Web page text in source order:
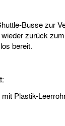
Busse zur
zurück zum
bereit.
Plastik-